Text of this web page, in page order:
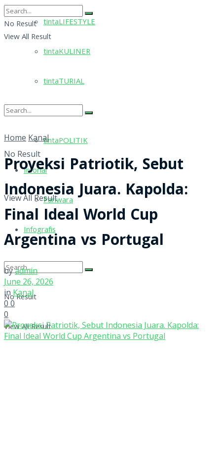
tintaLIFESTYLE
tintaKULINER
tintaTURIAL
tintaPOLITIK
Inforial
Pariwara
Infografis
No Result
View All Result
No Result
View All Result
No Result
View All Result
Home Kanal
Proyeksi Patriotik, Sebut
Indonesia Juara. Kapolda:
Final Ideal World Cup
Argentina vs Portugal
byadmin
June 26, 2026
in Kanal
0 0
0